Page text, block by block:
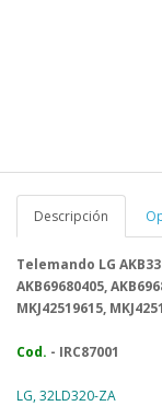
Descripción
Telemando LG
AKB69680405,
MKJ42519615,
Cod. - IRC87001
LG, 32LD320-ZA